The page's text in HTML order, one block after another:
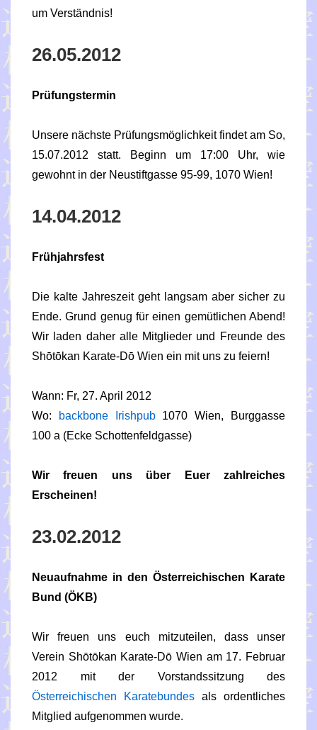
um Verständnis!
26.05.2012
Prüfungstermin
Unsere nächste Prüfungsmöglichkeit findet am So,
15.07.2012 statt. Beginn um 17:00 Uhr, wie
gewohnt in der Neustiftgasse 95-99, 1070 Wien!
14.04.2012
Frühjahrsfest
Die kalte Jahreszeit geht langsam aber sicher zu
Ende. Grund genug für einen gemütlichen Abend!
Wir laden daher alle Mitglieder und Freunde des
Shōtōkan Karate-Dō Wien ein mit uns zu feiern!
Wann: Fr, 27. April 2012
Wo:
backbone Irishpub1070 Wien, Burggasse
100 a (Ecke Schottenfeldgasse)
Wir freuen uns über Euer zahlreiches
Erscheinen!
23.02.2012
Neuaufnahme in den Österreichischen Karate
Bund (ÖKB)
Wir freuen uns euch mitzuteilen, dass unser
Verein Shōtōkan Karate-Dō Wien am 17. Februar
2012 mit der Vorstandssitzung des
Österreichischen Karatebundes als ordentliches
Mitglied aufgenommen wurde.